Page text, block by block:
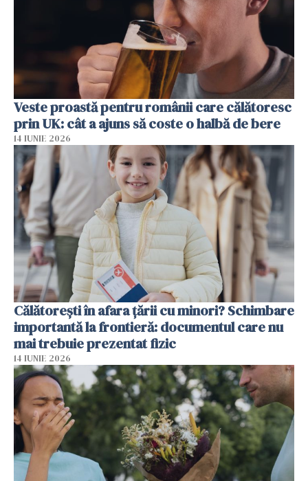
Veste proastă pentru românii care călătoresc
prin UK: cât a ajuns să coste o halbă de bere
14 IUNIE 2026
Călătorești în afara țării cu minori? Schimbare
importantă la frontieră: documentul care nu
mai trebuie prezentat fizic
14 IUNIE 2026